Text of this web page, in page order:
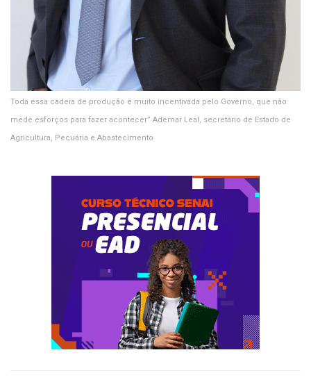
Toda essa cadeia de produção é muito incentivada pelo Governo, que não
mede esforços para fazer acontecer” Ademar Leal, secretário de Estado de
Agricultura, Pecuária e Abastecimento